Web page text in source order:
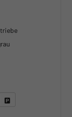
an drucken (PDF)